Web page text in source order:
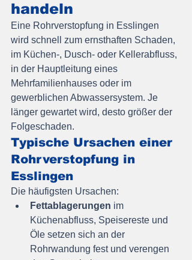
handeln
Eine Rohrverstopfung in Esslingen
wird schnell zum ernsthaften Schaden,
im Küchen-, Dusch- oder Kellerabfluss,
in der Hauptleitung eines
Mehrfamilienhauses oder im
gewerblichen Abwassersystem. Je
länger gewartet wird, desto größer der
Folgeschaden.
Typische Ursachen einer
Rohrverstopfung in
Esslingen
Die häufigsten Ursachen:
Fettablagerungen im
Küchenabfluss, Speisereste und
Öle setzen sich an der
Rohrwandung fest und verengen